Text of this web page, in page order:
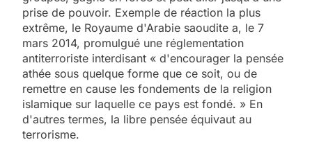
prise de pouvoir. Exemple de réaction la plus
extrême, le Royaume d'Arabie saoudite a, le 7
mars 2014, promulgué une réglementation
antiterroriste interdisant « d'encourager la pensée
athée sous quelque forme que ce soit, ou de
remettre en cause les fondements de la religion
islamique sur laquelle ce pays est fondé. » En
d'autres termes, la libre pensée équivaut au
terrorisme.